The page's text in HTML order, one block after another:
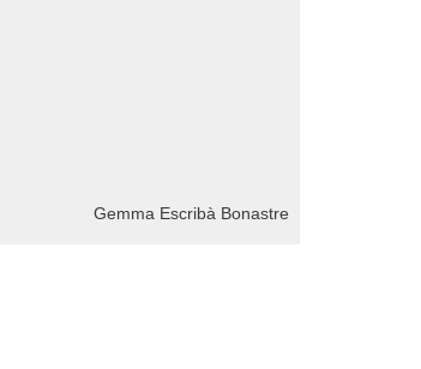
Gemma Escribà Bonastre